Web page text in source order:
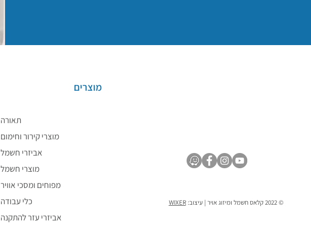
מוצרים
תאורה
מוצרי קירור וחימום
אביזרי חשמל
מוצרי חשמל
מפוחים ומסכי אוויר
כלי עבודה
אביזרי עזר להתקנה
© 2022 קלאס חשמל ומיזוג אויר | עיצוב: WIXER